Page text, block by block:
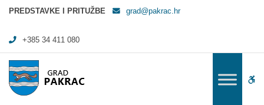
Arhiva Sprječavanje sukoba interesa - Grad Pakrac
PREDSTAVKE I PRITUŽBE grad@pakrac.hr
+385 34 411 080